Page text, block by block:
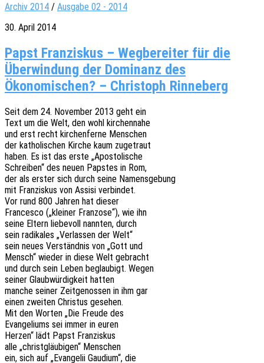
Archiv 2014 / Ausgabe 02 - 2014
30. April 2014
Papst Franziskus – Wegbereiter für die
Überwindung der Dominanz des
Ökonomischen? – Christoph Rinneberg
Seit dem 24. Novem­ber 2013 geht ein
Text um die Welt, den wohl kirchennahe
und erst recht kirchen­fer­ne Menschen
der katho­li­schen Kirche kaum zugetraut
haben. Es ist das erste „Apos­to­li­sche
Schrei­ben“ des neuen Paps­tes in Rom,
der als erster sich durch seine Namensgebung
mit Fran­zis­kus von Assisi verbindet.
Vor rund 800 Jahren hat dieser
Fran­ces­co („klei­ner Fran­zo­se“), wie ihn
seine Eltern liebe­voll nann­ten, durch
sein radi­ka­les „Verlas­sen der Welt“
sein neues Verständ­nis von „Gott und
Mensch“ wieder in diese Welt gebracht
und durch sein Leben beglau­bigt. Wegen
seiner Glaub­wür­dig­keit hatten
manche seiner Zeit­ge­nos­sen in ihm gar
einen zwei­ten Chris­tus gesehen.
Mit den Worten „Die Freude des
Evan­ge­li­ums sei immer in euren
Herzen“ lädt Papst Franziskus
alle „christ­gläu­bi­gen“ Menschen
ein, sich auf „Evan­ge­lii Gaudi­um“, die